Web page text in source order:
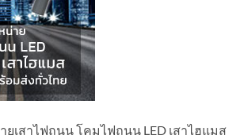
เสาไฟถนน โคมไฟถนน LED เสาไฮแมส